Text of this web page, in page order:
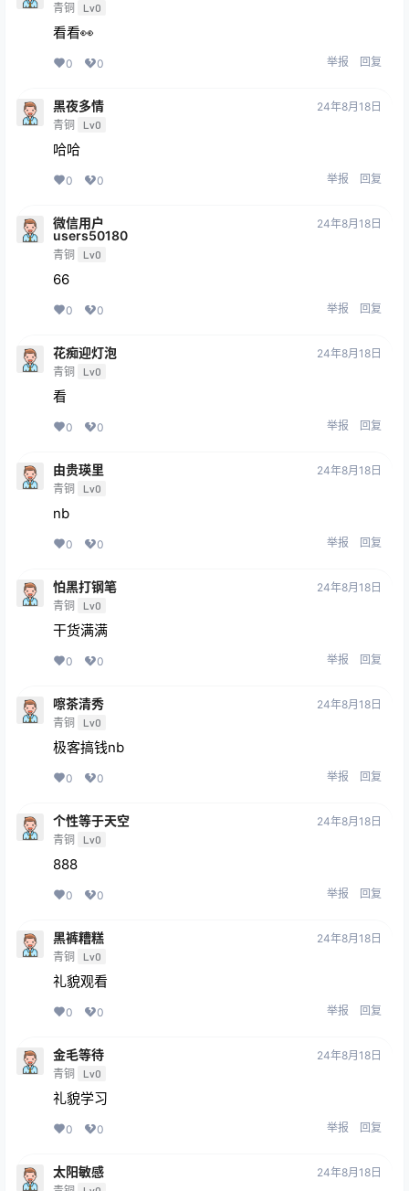
青铜 Lv0
看看👀
0 0 举报 回复
黑夜多情
青铜 Lv0
24年8月18日
哈哈
0 0 举报 回复
微信用户
users50180
青铜 Lv0
24年8月18日
66
0 0 举报 回复
花痴迎灯泡
青铜 Lv0
24年8月18日
看
0 0 举报 回复
由贵瑛里
青铜 Lv0
24年8月18日
nb
0 0 举报 回复
怕黑打钢笔
青铜 Lv0
24年8月18日
干货满满
0 0 举报 回复
嚓茶清秀
青铜 Lv0
24年8月18日
极客搞钱nb
0 0 举报 回复
个性等于天空
青铜 Lv0
24年8月18日
888
0 0 举报 回复
黑裤糟糕
青铜 Lv0
24年8月18日
礼貌观看
0 0 举报 回复
金毛等待
青铜 Lv0
24年8月18日
礼貌学习
0 0 举报 回复
太阳敏感 24年8月18日